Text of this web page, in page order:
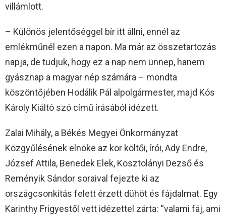
villámlott.
– Különös jelentőséggel bír itt állni, ennél az
emlékműnél ezen a napon. Ma már az összetartozás
napja, de tudjuk, hogy ez a nap nem ünnep, hanem
gyásznap a magyar nép számára – mondta
köszöntőjében Hodálik Pál alpolgármester, majd Kós
Károly Kiáltó szó című írásából idézett.
Zalai Mihály, a Békés Megyei Önkormányzat
Közgyűlésének elnöke az kor költői, írói, Ady Endre,
József Attila, Benedek Elek, Kosztolányi Dezső és
Reményik Sándor soraival fejezte ki az
országcsonkítás felett érzett dühöt és fájdalmat. Egy
Karinthy Frigyestől vett idézettel zárta: “valami fáj, ami